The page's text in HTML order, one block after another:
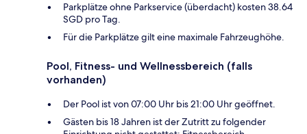
Parkplätze ohne Parkservice (überdacht) kosten 38.64
SGD pro Tag.
Für die Parkplätze gilt eine maximale Fahrzeughöhe.
Pool, Fitness- und Wellnessbereich (falls
vorhanden)
Der Pool ist von 07:00 Uhr bis 21:00 Uhr geöffnet.
Gästen bis 18 Jahren ist der Zutritt zu folgender